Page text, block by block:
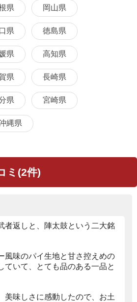
県 岡山県
県 徳島県
県 高知県
県 長崎県
県 宮崎県
縄県
ミ(2件)
者返しと、陣太鼓という二大銘
風味のパイ生地と甘さ控えめの
ていて、とても品のある一品と
美味しさに感動したので、お土